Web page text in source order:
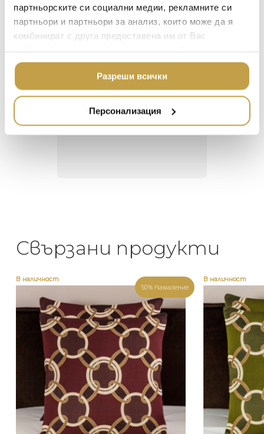
партньорските си социални медии, рекламните си
партньори и партньори за анализ, които може да я
комбинират с друга предоставена им от Вас
ползването от Ваша страна на услугите им.
Разреши всички
Персонализация
Георги Питов
2021-06-01
Много интересни
предложения! Любезен
Свързани продукти
В наличност
50% Намаление
В наличност
ИЗКУСТВО И КНИГИ
ВИСОК КЛАС
МЕБЕЛИ
ПОДАРЪЦИ
ASSOULINE
SELETTI
DOLCE & GABBANA
ETHNICRAFT
ZUIVER
DUTCHBONE